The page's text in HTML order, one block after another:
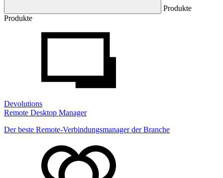
Produkte
Produkte
Devolutions
Remote Desktop Manager
Der beste Remote-Verbindungsmanager der Branche